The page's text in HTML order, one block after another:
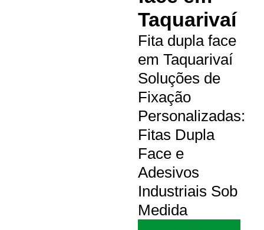
Taquarivaí
Fita dupla face
em Taquarivaí
Soluções de
Fixação
Personalizadas:
Fitas Dupla
Face e
Adesivos
Industriais Sob
Medida